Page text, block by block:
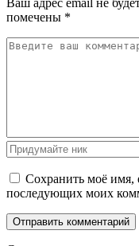
Ваш адрес email не
помечены *
Сохранить моё имя,
последующих моих